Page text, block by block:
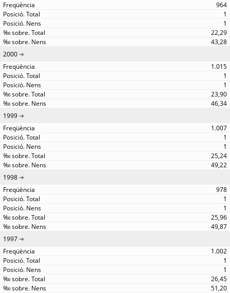
964
1
1
22,29
43,28
2000
1.015
1
1
23,90
46,34
1999
1.007
1
1
25,24
49,22
1998
978
1
1
25,96
49,87
1997
1.002
1
1
26,45
51,20